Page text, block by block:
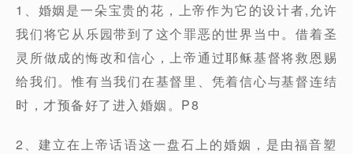
1、婚姻是一朵宝贵的花，上帝作为它的设计者,允许
我们将它从乐园带到了这个罪恶的世界当中。借着圣
灵所做成的悔改和信心，上帝通过耶稣基督将救恩赐
给我们。惟有当我们在基督里、凭着信心与基督连结
时，才预备好了进入婚姻。P8
2、建立在上帝话语这一盘石上的婚姻，是由福音塑